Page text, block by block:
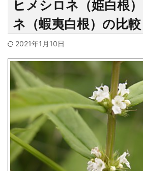
ヒメシロネ（姫白根
ネ（蝦夷白根）の比較
2021年1月10日